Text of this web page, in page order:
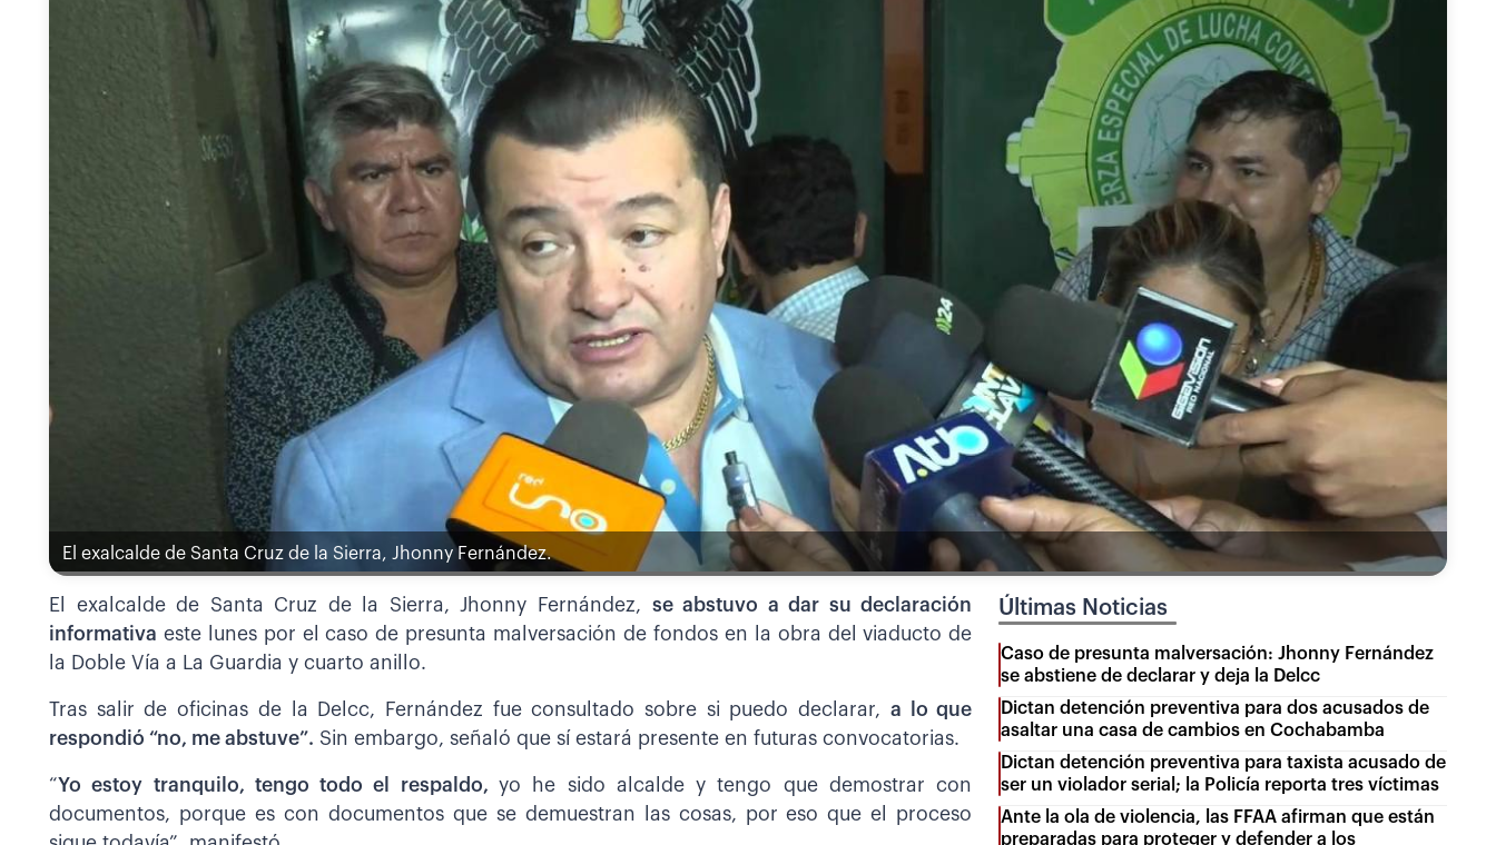
El exalcalde de Santa Cruz de la Sierra, Jhonny Fernández.
El exalcalde de Santa Cruz de la Sierra, Jhonny Fernández, se abstuvo a dar su declaración
informativa este lunes por el caso de presunta malversación de fondos en la obra del viaducto de
la Doble Vía a La Guardia y cuarto anillo.
Tras salir de oficinas de la Delcc, Fernández fue consultado sobre si puedo declarar, a lo que
respondió “no, me abstuve”. Sin embargo, señaló que sí estará presente en futuras convocatorias.
“Yo estoy tranquilo, tengo todo el respaldo,yo he sido alcalde y tengo que demostrar con
documentos, porque es con documentos que se demuestran las cosas, por eso que el proceso
Últimas Noticias
Caso de presunta malversación: Jhonny Fernández
se abstiene de declarar y deja la Delcc
Dictan detención preventiva para dos acusados de
asaltar una casa de cambios en Cochabamba
Dictan detención preventiva para taxista acusado de
ser un violador serial; la Policía reporta tres víctimas
Ante la ola de violencia, las FFAA afirman que están
preparadas para proteger y defender a los